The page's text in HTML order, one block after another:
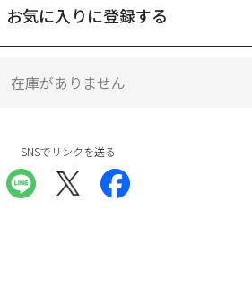
お気に入りに登録する
在庫がありません
SNSでリンクを送る